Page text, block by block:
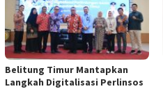
Belitung Timur Mantapkan
Langkah Digitalisasi Perlinsos